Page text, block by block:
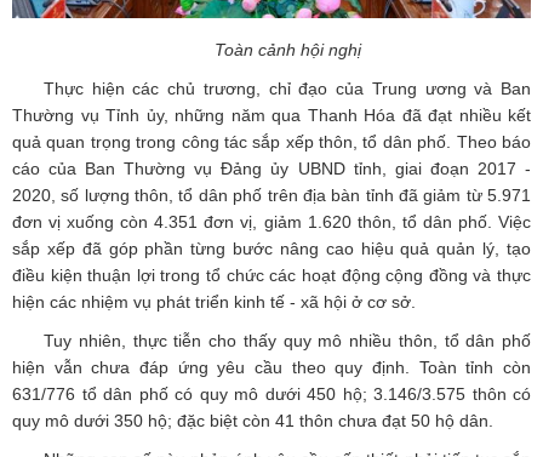
Toàn cảnh hội nghị
Thực hiện các chủ trương, chỉ đạo của Trung ương và Ban
Thường vụ Tỉnh ủy, những năm qua Thanh Hóa đã đạt nhiều kết
quả quan trọng trong công tác sắp xếp thôn, tổ dân phố. Theo báo
cáo của Ban Thường vụ Đảng ủy UBND tỉnh, giai đoạn 2017 -
2020, số lượng thôn, tổ dân phố trên địa bàn tỉnh đã giảm từ 5.971
đơn vị xuống còn 4.351 đơn vị, giảm 1.620 thôn, tổ dân phố. Việc
sắp xếp đã góp phần từng bước nâng cao hiệu quả quản lý, tạo
điều kiện thuận lợi trong tổ chức các hoạt động cộng đồng và thực
hiện các nhiệm vụ phát triển kinh tế - xã hội ở cơ sở.
Tuy nhiên, thực tiễn cho thấy quy mô nhiều thôn, tổ dân phố
hiện vẫn chưa đáp ứng yêu cầu theo quy định. Toàn tỉnh còn
631/776 tổ dân phố có quy mô dưới 450 hộ; 3.146/3.575 thôn có
quy mô dưới 350 hộ; đặc biệt còn 41 thôn chưa đạt 50 hộ dân.